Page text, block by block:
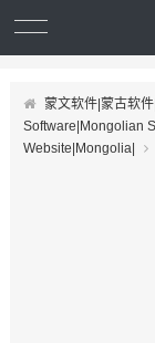
蒙文软件|蒙古软
Software|Mongolian
Website|Mongolia|